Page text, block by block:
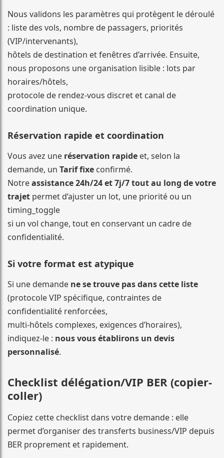
Nous validons les paramètres qui protègent le déroulé
: liste des vols, nombre de passagers, priorités
(VIP/intervenants),
hôtels de destination et fenêtres d’arrivée. Ensuite,
nous proposons une organisation lisible : lots par
horaires/hôtels,
protocole de rendez-vous discret et canal de
coordination unique.
Réservation rapide et coordination
Vous avez une réservation rapide et, selon la
demande, un Tarif fixe confirmé.
Notreassistance 24h/24 et 7j/7 tout au long de votre
trajet permet d’ajuster un lot, une priorité ou un
timing_toggle
si un vol change, tout en conservant un cadre de
confidentialité.
Si votre format est atypique
Si une demande ne se trouve pas dans cette liste
(protocole VIP spécifique, contraintes de
confidentialité renforcées,
multi-hôtels complexes, exigences d’horaires),
indiquez-le : nous vous établirons un devis
personnalisé.
Checklist délégation/VIP BER (copier-
coller)
Copiez cette checklist dans votre demande : elle
permet d’organiser des transferts business/VIP depuis
BER proprement et rapidement.